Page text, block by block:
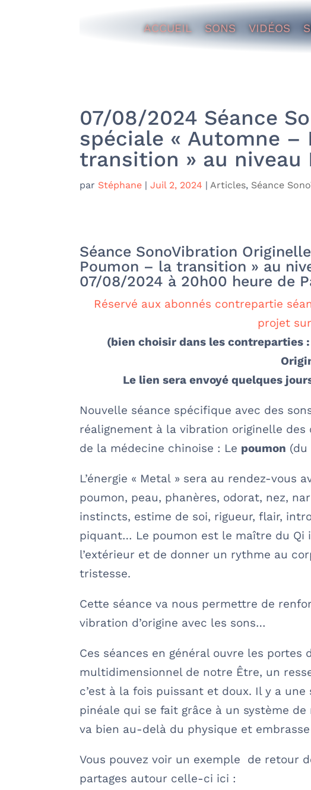
ACCUEIL SONS VIDÉOS
07/08/2024 Séance
spéciale « Automne
transition » au
par Stéphane |Juil 2, 2024 |Articles, Séance
Séance SonoVibration
Poumon – la transition » au
07/08/2024 à 20h00 heure de
Réservé aux abonnés contrepartie
projet
(bien choisir dans les contreparties
Le lien sera envoyé quelques
Nouvelle séance spécifique avec des
réalignement à la vibration originelle
de la médecine chinoise : Le poumon (du
L’énergie « Metal » sera au rendez-vous
poumon, peau, phanères, odorat, nez,
instincts, estime de soi, rigueur, flair,
piquant… Le poumon est le maître du Qi
l’extérieur et de donner un rythme au
tristesse.
Cette séance va nous permettre de
vibration d’origine avec les sons…
Ces séances en général ouvre les portes
multidimensionnel de notre Être, un
c’est à la fois puissant et doux. Il y a
pinéale qui se fait grâce à un système
va bien au-delà du physique et
Vous pouvez voir un exemple de retour
partages autour celle-ci ici :